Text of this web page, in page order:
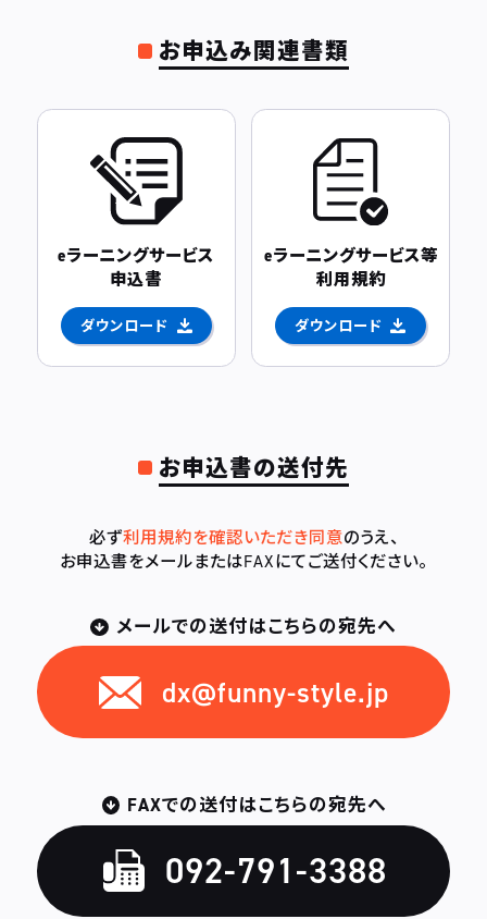
お申込み関連書類
eラーニングサービス
申込書
ダウンロード
eラーニングサービス等
利用規約
ダウンロード
お申込書の送付先
必ず利用規約を確認いただき同意のうえ、
お申込書をメールまたはFAXにてご送付ください。
メールでの送付はこちらの宛先へ
dx@funny-style.jp
FAXでの送付はこちらの宛先へ
092-791-3388